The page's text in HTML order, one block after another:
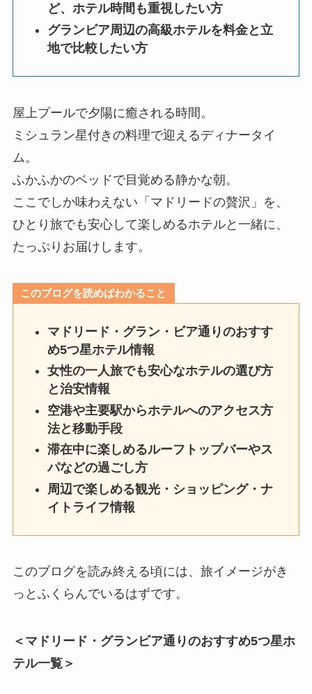
ど、ホテル時間も重視したい方
グランビア周辺の高級ホテルを料金と立
地で比較したい方
屋上プールで夕陽に癒される時間。
ミシュラン星付きの料理で迎えるディナータイ
ム。
ふかふかのベッドで目覚める静かな朝。
ここでしか味わえない「マドリードの贅沢」を、
ひとり旅でも安心して楽しめるホテルと一緒に、
たっぷりお届けします。
このブログを読めばわかること
マドリード・グラン・ビア通りのおすす
め5つ星ホテル情報
女性の一人旅でも安心なホテルの選び方
と治安情報
空港や主要駅からホテルへのアクセス方
法と移動手段
滞在中に楽しめるルーフトップバーやス
パなどの過ごし方
周辺で楽しめる観光・ショッピング・ナ
イトライフ情報
このブログを読み終える頃には、旅イメージがき
っとふくらんでいるはずです。
＜マドリード・グランビア通りのおすすめ5つ星ホ
テル一覧＞